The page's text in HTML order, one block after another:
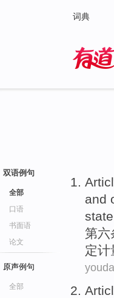
词典
双语例句
全部
口语
书面语
论文
原声例句
全部
and
state
第六
定计